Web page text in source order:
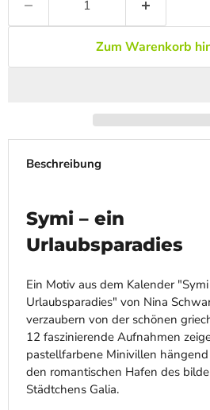
Zum Warenkorb
Beschreibung
Symi – ein
Urlaubsparadies
Ein Motiv aus dem Kalender
Urlaubsparadies" von Nina
verzaubern von der schönen
12 faszinierende Aufnahmen
pastellfarbene Minivillen
den romantischen Hafen des
Städtchens Galia.